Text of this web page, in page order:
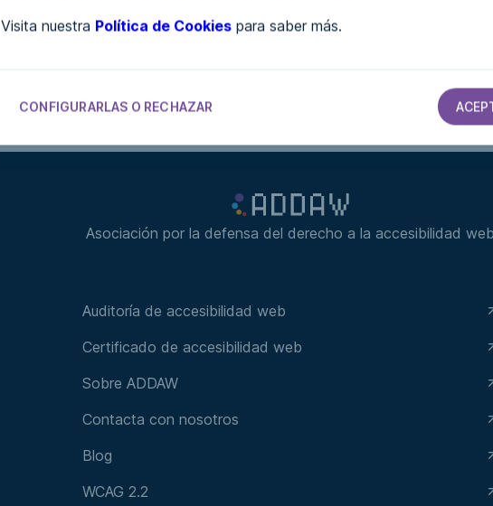
Visita nuestra Política de Cookies para saber más.
CONFIGURARLAS O RECHAZAR
Asociación por la defensa del derecho a la accesibilidad web
Auditoría de accesibilidad web
Certificado de accesibilidad web
Sobre ADDAW
Contacta con nosotros
Blog
WCAG 2.2